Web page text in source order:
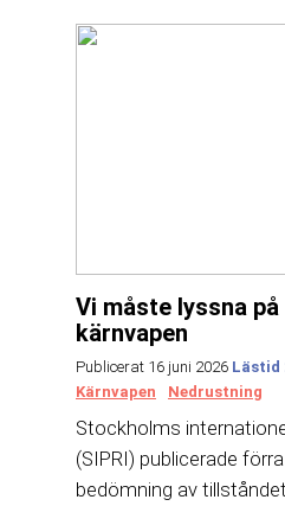
Vi måste lyssna
kärnvapen
Publicerat 16 juni 2026
Kärnvapen
Nedrustning
Stockholms
(SIPRI) publicerade
bedömning av